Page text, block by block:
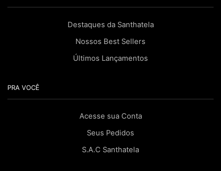
Destaques da Santhatela
Nossos Best Sellers
Últimos Lançamentos
PRA VOCÊ
Acesse sua Conta
Seus Pedidos
S.A.C Santhatela